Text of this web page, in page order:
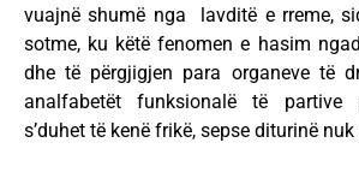
vuajnë shumë nga lavditë e rreme,
sotme, ku këtë fenomen e hasim
dhe të përgjigjen para organeve të
analfabetët funksionalë të partive
s’duhet të kenë frikë, sepse diturinë